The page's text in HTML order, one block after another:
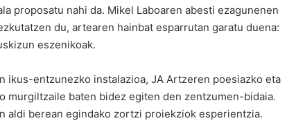
proposatu nahi da. Mikel Laboaren abesti ezagunenen
du, artearen hainbat esparrutan garatu duena:
eszenikoak.
ikus-entzunezko instalazioa, JA Artzeren poesiazko eta
murgiltzaile baten bidez egiten den zentzumen-bidaia.
aldi berean egindako zortzi proiekziok esperientzia.